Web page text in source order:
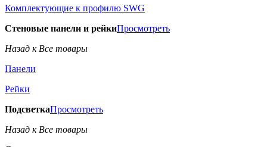
Комплектующие к профилю SWG
Стеновые панели и рейкиПросмотреть
Назад к Все товары
Панели
Рейки
ПодсветкаПросмотреть
Назад к Все товары